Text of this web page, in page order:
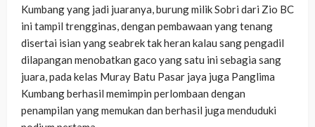
Kumbang yang jadi juaranya, burung milik Sobri dari Zio BC
ini tampil trengginas, dengan pembawaan yang tenang
disertai isian yang seabrek tak heran kalau sang pengadil
dilapangan menobatkan gaco yang satu ini sebagia sang
juara, pada kelas Muray Batu Pasar jaya juga Panglima
Kumbang berhasil memimpin perlombaan dengan
penampilan yang memukan dan berhasil juga menduduki